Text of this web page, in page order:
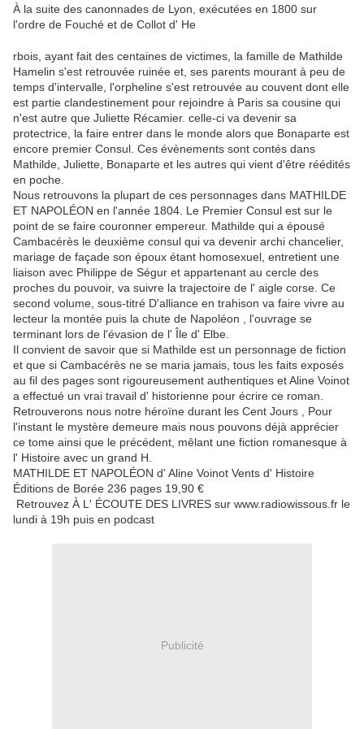
À la suite des canonnades de Lyon, exécutées en 1800 sur
l'ordre de Fouché et de Collot d' He
rbois, ayant fait des centaines de victimes, la famille de Mathilde
Hamelin s'est retrouvée ruinée et, ses parents mourant à peu de
temps d'intervalle, l'orpheline s'est retrouvée au couvent dont elle
est partie clandestinement pour rejoindre à Paris sa cousine qui
n'est autre que Juliette Récamier. celle-ci va devenir sa
protectrice, la faire entrer dans le monde alors que Bonaparte est
encore premier Consul. Ces évènements sont contés dans
Mathilde, Juliette, Bonaparte et les autres qui vient d'être réédités
en poche.
Nous retrouvons la plupart de ces personnages dans MATHILDE
ET NAPOLÉON en l'année 1804. Le Premier Consul est sur le
point de se faire couronner empereur. Mathilde qui a épousé
Cambacérès le deuxième consul qui va devenir archi chancelier,
mariage de façade son époux étant homosexuel, entretient une
liaison avec Philippe de Ségur et appartenant au cercle des
proches du pouvoir, va suivre la trajectoire de l' aigle corse. Ce
second volume, sous-titré D'alliance en trahison va faire vivre au
lecteur la montée puis la chute de Napoléon , l'ouvrage se
terminant lors de l'évasion de l' Île d' Elbe.
Il convient de savoir que si Mathilde est un personnage de fiction
et que si Cambacérès ne se maria jamais, tous les faits exposés
au fil des pages sont rigoureusement authentiques et Aline Voinot
a effectué un vrai travail d' historienne pour écrire ce roman.
Retrouverons nous notre héroïne durant les Cent Jours , Pour
l'instant le mystère demeure mais nous pouvons déjà apprécier
ce tome ainsi que le précédent, mêlant une fiction romanesque à
l' Histoire avec un grand H.
MATHILDE ET NAPOLÉON d' Aline Voinot Vents d' Histoire
Éditions de Borée 236 pages 19,90 €
Retrouvez À L' ÉCOUTE DES LIVRES sur www.radiowissous.fr le
lundi à 19h puis en podcast
Publicité